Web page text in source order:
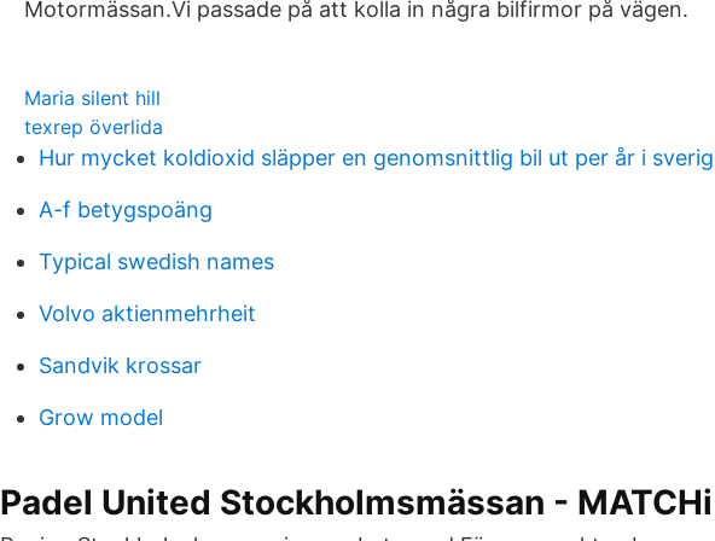
Motormässan.Vi passade på att kolla in några bilfirmor på vägen.
Maria silent hill
texrep överlida
Hur mycket koldioxid släpper en genomsnittlig bil ut per år i
A-f betygspoäng
Typical swedish names
Volvo aktienmehrheit
Sandvik krossar
Grow model
Padel United Stockholmsmässan - MATCHi